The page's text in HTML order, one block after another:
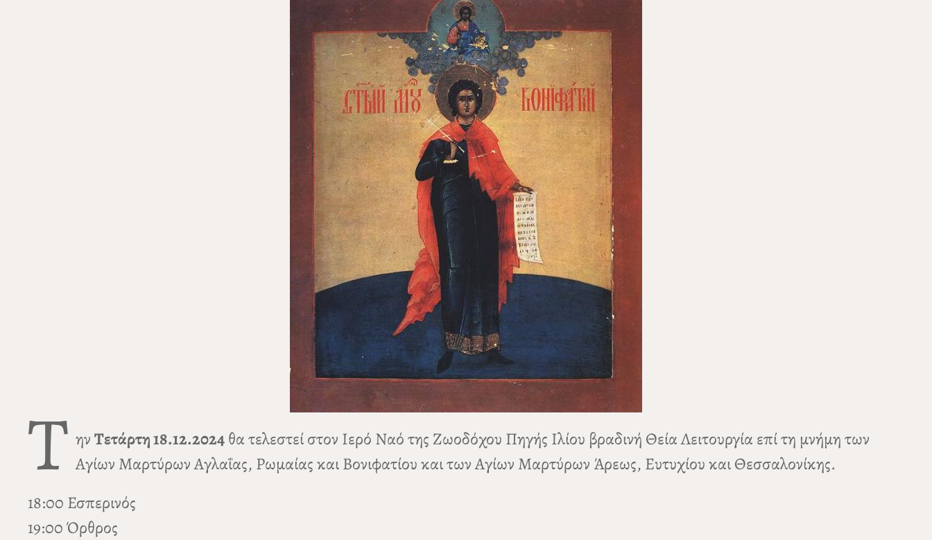
Τ ηνΤετάρτη 18.12.2024θα τελεστεί στον Ιερό Ναό της Ζωοδόχου Πηγής Ιλίου βραδινή Θεία Λειτουργία επί τη μνήμη των
Αγίων Μαρτύρων Αγλαΐας, Ρωμαίας και Βονιφατίου και των Αγίων Μαρτύρων Άρεως, Ευτυχίου και Θεσσαλονίκης.
18:00 Εσπερινός
19:00 Όρθρος